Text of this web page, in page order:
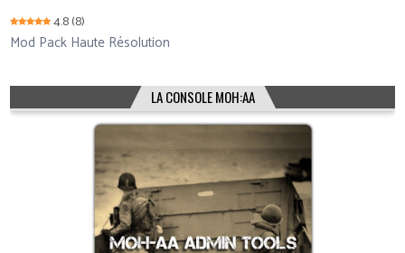
4.8(8)
Mod Pack Haute Résolution
LA CONSOLE MOH:AA